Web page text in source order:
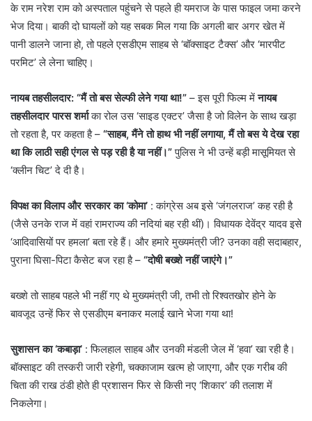
के राम नरेश राम को अस्पताल पहुंचने से पहले ही यमराज के पास फाइल जमा करने
भेज दिया। बाकी दो घायलों को यह सबक मिल गया कि अगली बार अगर खेत में
पानी डालने जाना हो, तो पहले एसडीएम साहब से ‘बॉक्साइट टैक्स’ और ‘मारपीट
परमिट’ ले लेना चाहिए।
नायब तहसीलदार: “मैं तो बस सेल्फी लेने गया था!” – इस पूरी फिल्म मेंनायब
तहसीलदार पारस शर्माका रोल उस ‘साइड एक्टर’ जैसा है जो विलेन के साथ खड़ा
तो रहता है, पर कहता है – “साहब, मैंने तो हाथ भी नहीं लगाया, मैं तो बस ये देख रहा
था कि लाठी सही एंगल से पड़ रही है या नहीं।”पुलिस ने भी उन्हें बड़ी मासूमियत से
‘क्लीन चिट’ दे दी है।
विपक्ष का विलाप और सरकार का ‘कोमा’ : कांग्रेस अब इसे ‘जंगलराज’ कह रही है
(जैसे उनके राज में वहां रामराज्य की नदियां बह रही थीं)। विधायक देवेंद्र यादव इसे
‘आदिवासियों पर हमला’ बता रहे हैं। और हमारे मुख्यमंत्री जी? उनका वही सदाबहार,
पुराना घिसा-पिटा कैसेट बज रहा है – “दोषी बख्शे नहीं जाएंगे।”
​बख्शे तो साहब पहले भी नहीं गए थे मुख्यमंत्री जी, तभी तो रिश्वतखोर होने के
बावजूद उन्हें फिर से एसडीएम बनाकर मलाई खाने भेजा गया था!
सुशासन का ‘कबाड़ा’ : ​फिलहाल साहब और उनकी मंडली जेल में ‘हवा’ खा रही है।
बॉक्साइट की तस्करी जारी रहेगी, चक्काजाम खत्म हो जाएगा, और एक गरीब की
चिता की राख ठंडी होते ही प्रशासन फिर से किसी नए ‘शिकार’ की तलाश में
निकलेगा।